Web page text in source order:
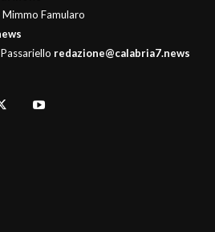
Famularo
redazione@calabria7.news